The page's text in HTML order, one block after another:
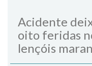
Acidente
oito feridas
lençóis